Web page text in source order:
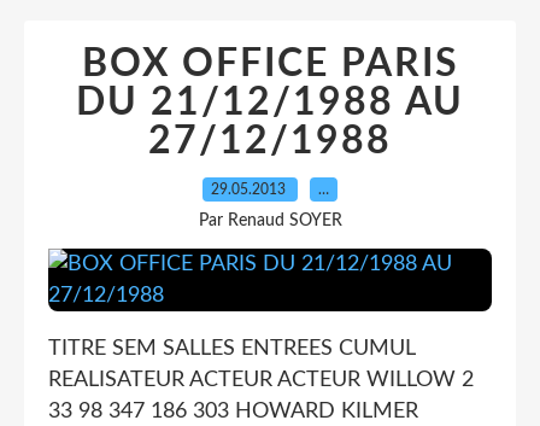
BOX OFFICE PARIS
DU 21/12/1988 AU
27/12/1988
29.05.2013 …
Par Renaud SOYER
TITRE SEM SALLES ENTREES CUMUL
REALISATEUR ACTEUR ACTEUR WILLOW 2
33 98 347 186 303 HOWARD KILMER